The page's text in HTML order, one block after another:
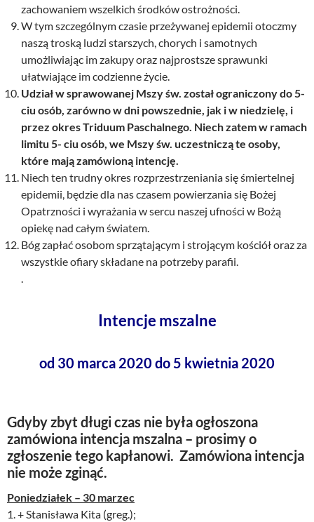
zachowaniem wszelkich środków ostrożności.
W tym szczególnym czasie przeżywanej epidemii otoczmy
naszą troską ludzi starszych, chorych i samotnych
umożliwiając im zakupy oraz najprostsze sprawunki
ułatwiające im codzienne życie.
Udział w sprawowanej Mszy św. został ograniczony do 5-
ciu osób, zarówno w dni powszednie, jak i w niedzielę, i
przez okres Triduum Paschalnego. Niech zatem w ramach
limitu 5- ciu osób, we Mszy św. uczestniczą te osoby,
które mają zamówioną intencję.
Niech ten trudny okres rozprzestrzeniania się śmiertelnej
epidemii, będzie dla nas czasem powierzania się Bożej
Opatrzności i wyrażania w sercu naszej ufności w Bożą
opiekę nad całym światem.
Bóg zapłać osobom sprzątającym i strojącym kościół oraz za
wszystkie ofiary składane na potrzeby parafii.
.
Intencje mszalne
od 30 marca 2020 do 5 kwietnia 2020
Gdyby zbyt długi czas nie była ogłoszona
zamówiona intencja mszalna – prosimy o
zgłoszenie tego kapłanowi. Zamówiona intencja
nie może zginąć.
Poniedziałek – 30 marzec
1. + Stanisława Kita (greg.);